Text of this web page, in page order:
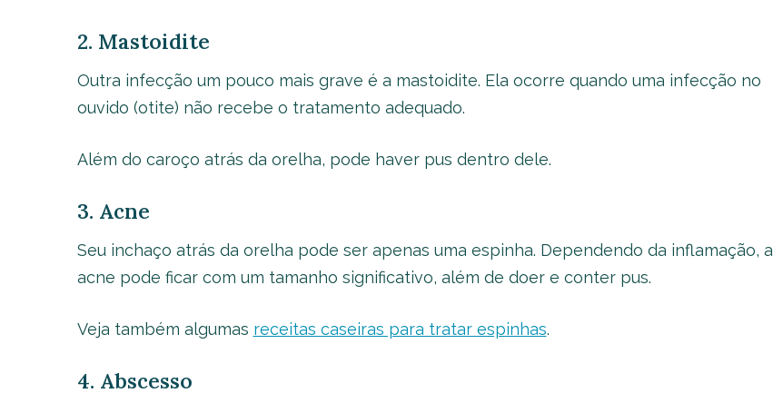
2. Mastoidite
Outra infecção um pouco mais grave é a mastoidite. Ela ocorre quando uma infecção no
ouvido (otite) não recebe o tratamento adequado.
Além do caroço atrás da orelha, pode haver pus dentro dele.
3. Acne
Seu inchaço atrás da orelha pode ser apenas uma espinha. Dependendo da inflamação, a
acne pode ficar com um tamanho significativo, além de doer e conter pus.
Veja também algumas receitas caseiras para tratar espinhas.
4. Abscesso